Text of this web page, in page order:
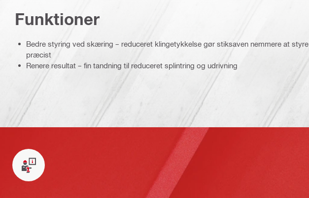
Funktioner
Bedre styring ved skæring – reduceret klingetykkelse gør stiksaven nemmere at styre
præcist
Renere resultat – fin tandning til reduceret splintring og udrivning